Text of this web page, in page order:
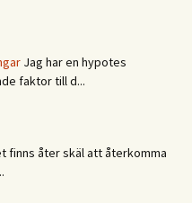
Jag har en hypotes
faktor till d...
finns åter skäl att återkomma